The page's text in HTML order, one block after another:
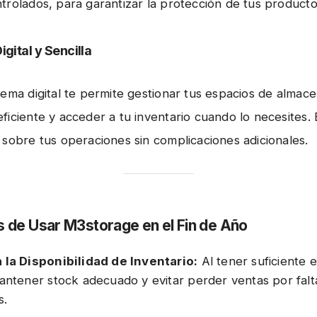
para garantizar la protección de tus
y Sencilla
digital te permite gestionar tus espacios de
y acceder a tu inventario cuando lo necesites.
tus operaciones sin complicaciones adicionales.
de Usar M3storage en el Fin de Año
la Disponibilidad de Inventario: Al tener suficiente
stock adecuado y evitar perder ventas por